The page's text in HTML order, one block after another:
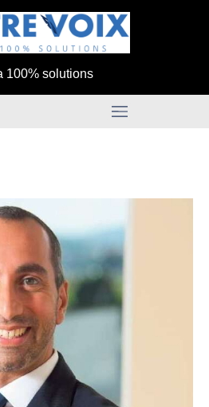
100% solutions